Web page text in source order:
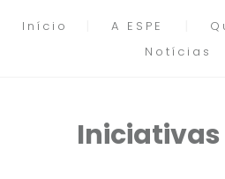
Início A ESPE
Notícias